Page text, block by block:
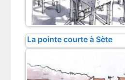
La pointe courte à Sète